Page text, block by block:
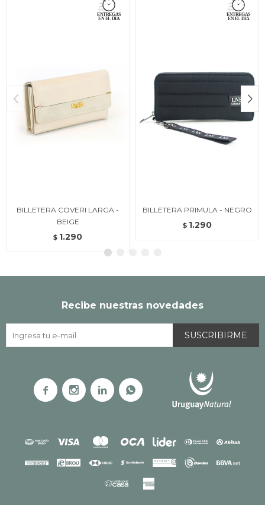
BILLETERA COVERI LARGA -
BEIGE
$ 1.290
BILLETERA PRIMULA - NEGRO
$ 1.290
Recibe nuestras novedades
SUSCRIBIRME
   